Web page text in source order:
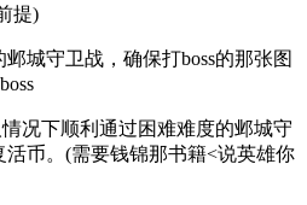
提)
守卫战，确保打boss的那张图
下顺利通过困难难度的邺城守
币。(需要钱锦那书籍<说英雄你